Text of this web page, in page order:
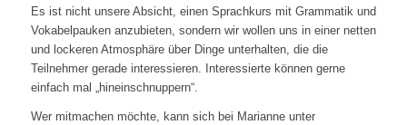
Es ist nicht unsere Absicht, einen Sprachkurs mit Grammatik und
Vokabelpauken anzubieten, sondern wir wollen uns in einer netten
und lockeren Atmosphäre über Dinge unterhalten, die die
Teilnehmer gerade interessieren. Interessierte können gerne
einfach mal „hineinschnuppern“.
Wer mitmachen möchte, kann sich bei Marianne unter